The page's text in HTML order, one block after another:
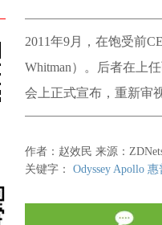
2011年9月，在饱受前
Whitman）。后者在上
会上正式宣布，重新审
作者：赵效民 来源：
关键字： Odyssey Apollo 惠